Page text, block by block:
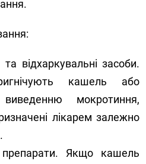
відхаркувальні засоби.
кашель або
мокротиння,
лікарем залежно
препарати. Якщо кашель